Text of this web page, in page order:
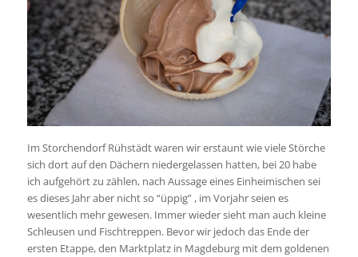
Im Storchendorf Rühstädt waren wir erstaunt wie viele Störche
sich dort auf den Dächern niedergelassen hatten, bei 20 habe
ich aufgehört zu zählen, nach Aussage eines Einheimischen sei
es dieses Jahr aber nicht so “üppig” , im Vorjahr seien es
wesentlich mehr gewesen. Immer wieder sieht man auch kleine
Schleusen und Fischtreppen. Bevor wir jedoch das Ende der
ersten Etappe, den Marktplatz in Magdeburg mit dem goldenen